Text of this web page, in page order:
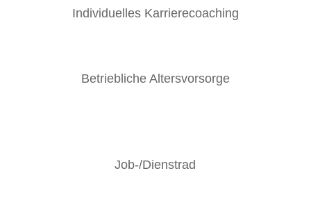
Individuelles Karrierecoaching
Betriebliche Altersvorsorge
Job-/Dienstrad